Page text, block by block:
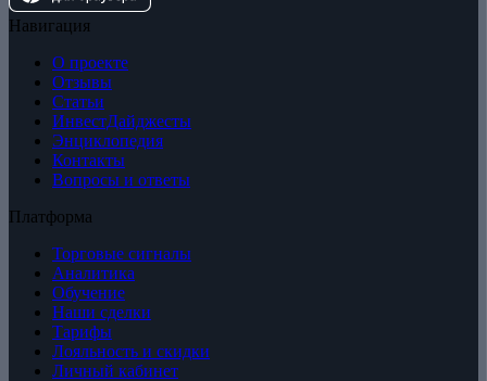
Навигация
О проекте
Отзывы
Статьи
ИнвестДайджесты
Энциклопедия
Контакты
Вопросы и ответы
Платформа
Торговые сигналы
Аналитика
Обучение
Наши сделки
Тарифы
Лояльность и скидки
Личный кабинет